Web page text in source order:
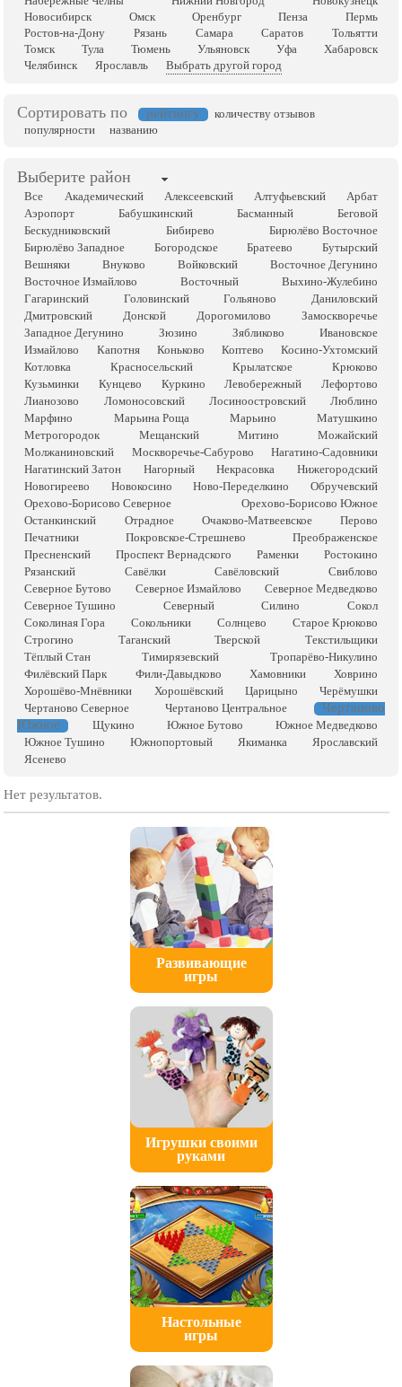
Новосибирск
Омск Оренбург Пенза
Пермь
Ростов-на-Дону
Рязань Самара Саратов
Тольятти
Томск
Тула Тюмень Ульяновск Уфа
Хабаровск
Челябинск
Ярославль Выбрать другой город
Сортировать по рейтингу
количеству отзывов
популярности
названию
Выберите район
Все Академический Алексеевский Алтуфьевский
Арбат
Аэропорт
Бабушкинский Басманный
Беговой
Бескудниковский
Бибирево
Бирюлёво Восточное
Бирюлёво Западное
Богородское Братеево
Бутырский
Вешняки
Внуково Войковский
Восточное Дегунино
Восточное Измайлово
Восточный
Выхино-Жулебино
Гагаринский
Головинский Гольяново
Даниловский
Дмитровский
Донской Дорогомилово
Замоскворечье
Западное Дегунино
Зюзино Зябликово
Ивановское
Измайлово
Капотня Коньково Коптево
Косино-Ухтомский
Котловка
Красносельский Крылатское
Крюково
Кузьминки
Кунцево Куркино Левобережный
Лефортово
Лианозово
Ломоносовский Лосиноостровский
Люблино
Марфино
Марьина Роща Марьино
Матушкино
Метрогородок
Мещанский Митино
Можайский
Молжаниновский
Москворечье-Сабурово
Нагатино-Садовники
Нагатинский Затон
Нагорный Некрасовка
Нижегородский
Новогиреево
Новокосино Ново-Переделкино
Обручевский
Орехово-Борисово Северное
Орехово-Борисово Южное
Останкинский
Отрадное Очаково-Матвеевское
Перово
Печатники
Покровское-Стрешнево
Преображенское
Пресненский
Проспект Вернадского Раменки
Ростокино
Рязанский
Савёлки Савёловский
Свиблово
Северное Бутово
Северное Измайлово
Северное Медведково
Северное Тушино
Северный Силино
Сокол
Соколиная Гора
Сокольники Солнцево
Старое Крюково
Строгино
Таганский Тверской
Текстильщики
Тёплый Стан
Тимирязевский
Тропарёво-Никулино
Филёвский Парк
Фили-Давыдково Хамовники
Ховрино
Хорошёво-Мнёвники
Хорошёвский Царицыно
Черёмушки
Чертаново Северное
Чертаново Центральное
Чертаново
Южное
Щукино Южное Бутово
Южное Медведково
Южное Тушино
Южнопортовый Якиманка
Ярославский
Ясенево
Нет результатов.
Развивающие
игры
Игрушки своими
руками
Настольные
игры